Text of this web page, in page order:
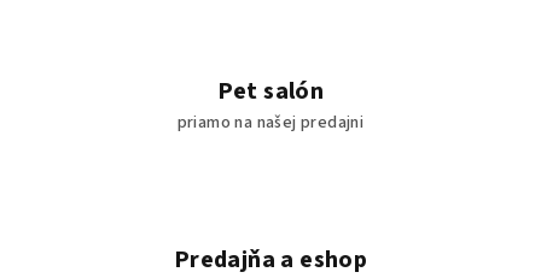
Pet salón
priamo na našej predajni
Predajňa a eshop